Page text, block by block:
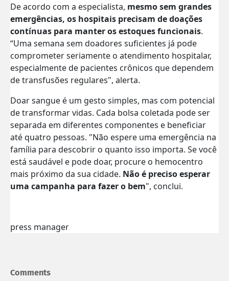
De acordo com a especialista, mesmo sem grandes
emergências, os hospitais precisam de doações
contínuas para manter os estoques funcionais.
“Uma semana sem doadores suficientes já pode
comprometer seriamente o atendimento hospitalar,
especialmente de pacientes crônicos que dependem
de transfusões regulares", alerta.
Doar sangue é um gesto simples, mas com potencial
de transformar vidas. Cada bolsa coletada pode ser
separada em diferentes componentes e beneficiar
até quatro pessoas. "Não espere uma emergência na
família para descobrir o quanto isso importa. Se você
está saudável e pode doar, procure o hemocentro
mais próximo da sua cidade. Não é preciso esperar
uma campanha para fazer o bem", conclui.
press manager
Comments